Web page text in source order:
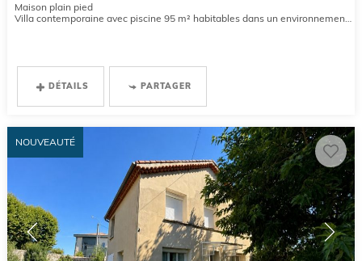
Maison plain pied
Villa contemporaine avec piscine 95 m² habitables dans un environnement calme et agréable, à seulement 6 km de...
DÉTAILS PARTAGER
NOUVEAUTÉ